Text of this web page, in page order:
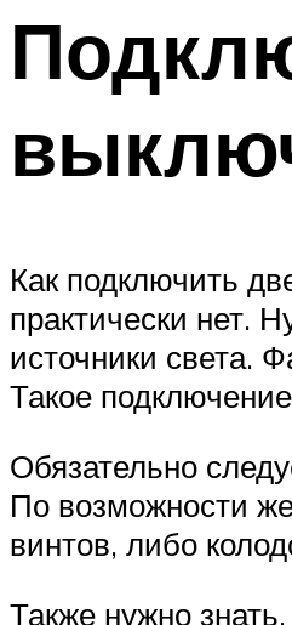
Как подключить
практически нет.
источники света.
Такое
Обязательно
По возможности
винтов, либо
Также нужно